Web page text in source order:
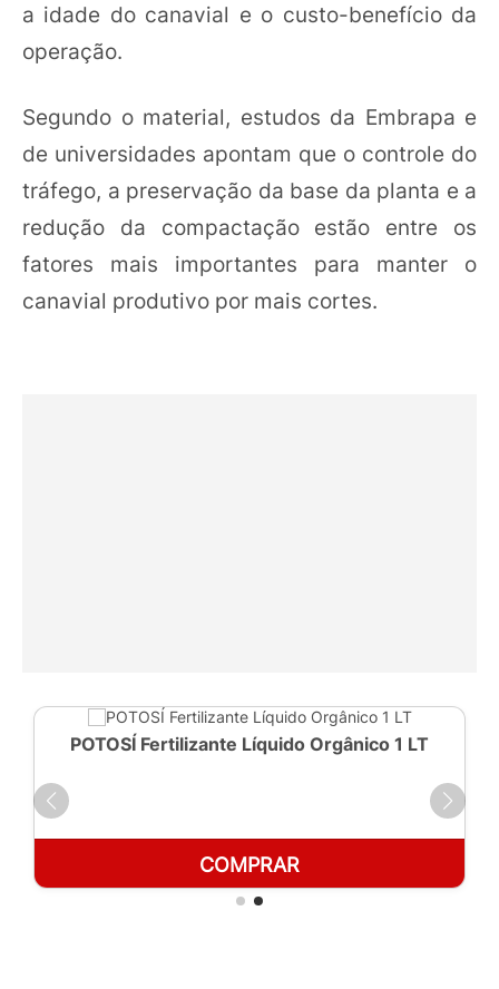
a idade do canavial e o custo-benefício da
operação.
Segundo o material, estudos da Embrapa e
de universidades apontam que o controle do
tráfego, a preservação da base da planta e a
redução da compactação estão entre os
fatores mais importantes para manter o
canavial produtivo por mais cortes.
POTOSÍ Fertilizante Líquido Orgânico 1 LT
COMPRAR